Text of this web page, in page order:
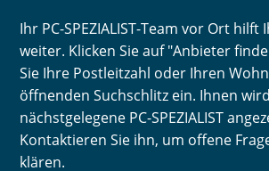
Ihr PC-SPEZIALIST-Team vor Ort hilft
weiter. Klicken Sie auf "Anbieter
Sie Ihre Postleitzahl oder Ihren
öffnenden Suchschlitz ein. Ihnen
nächstgelegene PC-SPEZIALIST
Kontaktieren Sie ihn, um offene
klären.